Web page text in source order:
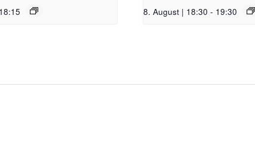
18:15 8. August | 18:30 - 19:30